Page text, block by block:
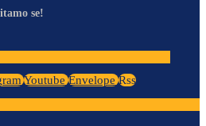
se!
Youtube Envelope Rss